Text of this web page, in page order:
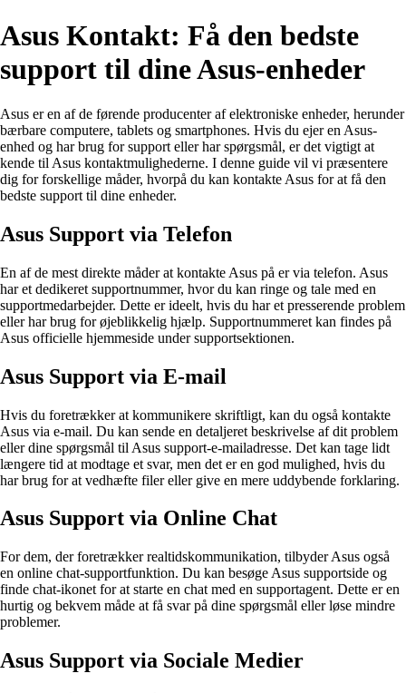
Asus Kontakt: Få den bedste
support til dine Asus-enheder
Asus er en af ​​de førende producenter af elektroniske enheder, herunder
bærbare computere, tablets og smartphones. Hvis du ejer en Asus-
enhed og har brug for support eller har spørgsmål, er det vigtigt at
kende til Asus kontaktmulighederne. I denne guide vil vi præsentere
dig for forskellige måder, hvorpå du kan kontakte Asus for at få den
bedste support til dine enheder.
Asus Support via Telefon
En af de mest direkte måder at kontakte Asus på er via telefon. Asus
har et dedikeret supportnummer, hvor du kan ringe og tale med en
supportmedarbejder. Dette er ideelt, hvis du har et presserende problem
eller har brug for øjeblikkelig hjælp. Supportnummeret kan findes på
Asus officielle hjemmeside under supportsektionen.
Asus Support via E-mail
Hvis du foretrækker at kommunikere skriftligt, kan du også kontakte
Asus via e-mail. Du kan sende en detaljeret beskrivelse af dit problem
eller dine spørgsmål til Asus support-e-mailadresse. Det kan tage lidt
længere tid at modtage et svar, men det er en god mulighed, hvis du
har brug for at vedhæfte filer eller give en mere uddybende forklaring.
Asus Support via Online Chat
For dem, der foretrækker realtidskommunikation, tilbyder Asus også
en online chat-supportfunktion. Du kan besøge Asus supportside og
finde chat-ikonet for at starte en chat med en supportagent. Dette er en
hurtig og bekvem måde at få svar på dine spørgsmål eller løse mindre
problemer.
Asus Support via Sociale Medier